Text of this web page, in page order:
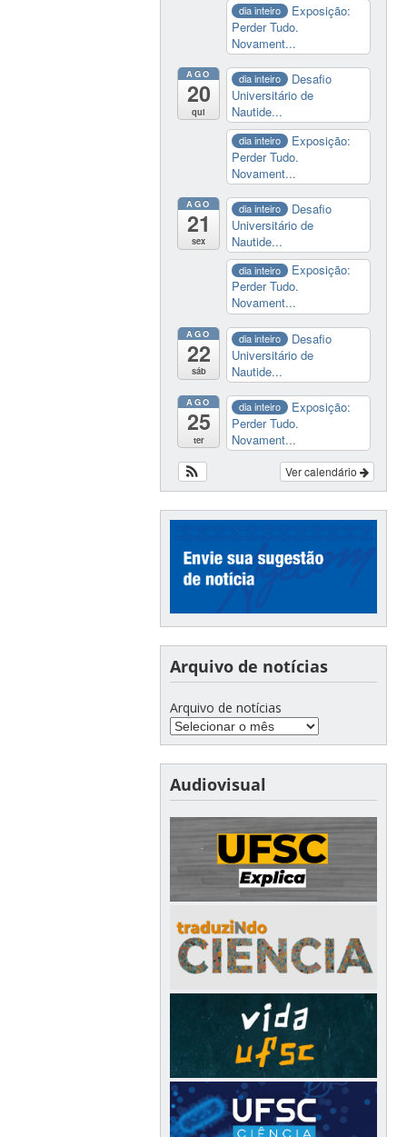
dia inteiro
Exposição:
Perder Tudo.
Novament...
AGO
20
qui
dia inteiro
Desafio
Universitário de
Nautide...
dia inteiro
Exposição:
Perder Tudo.
Novament...
AGO
21
sex
dia inteiro
Desafio
Universitário de
Nautide...
dia inteiro
Exposição:
Perder Tudo.
Novament...
AGO
22
sáb
dia inteiro
Desafio
Universitário de
Nautide...
AGO
25
ter
dia inteiro
Exposição:
Perder Tudo.
Novament...
Ver calendário
Arquivo de notícias
Arquivo de notícias
Audiovisual